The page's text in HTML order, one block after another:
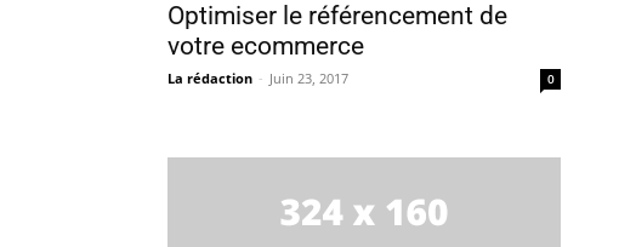
Optimiser le référencement de
votre ecommerce
La rédaction - Juin 23, 2017 0